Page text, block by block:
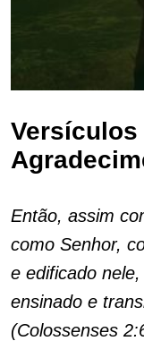
Então, assim
como Senhor,
e edificado
ensinado e
(Colossenses